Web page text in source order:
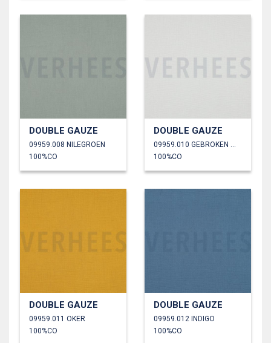
DOUBLE GAUZE
09959.008 NILEGROEN
100%CO
DOUBLE GAUZE
09959.010 GEBROKEN WIT
100%CO
DOUBLE GAUZE
09959.011 OKER
100%CO
DOUBLE GAUZE
09959.012 INDIGO
100%CO